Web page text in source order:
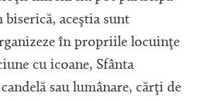
aceştia sunt
în propriile locuinţe
cu icoane, Sfânta
sau lumânare, cărţi de